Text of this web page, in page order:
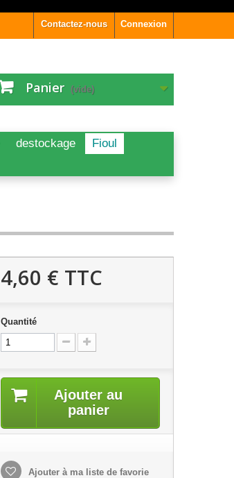
Connexion
Contactez-nous
Panier (vide)
destockage
Fioul
4,60 € TTC
Quantité
Ajouter au
panier
Ajouter à ma liste de favorie